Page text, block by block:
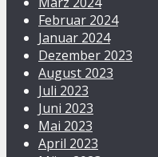
Februar 2024
Januar 2024
Dezember 2023
August 2023
Juli 2023
Juni 2023
Mai 2023
April 2023